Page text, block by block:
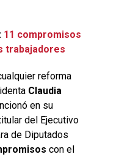
11 compromisos
trabajadores
reforma
Claudia
en su
del Ejecutivo
de Diputados
con el